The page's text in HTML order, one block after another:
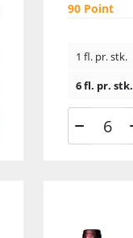
90 Point
1 fl. pr. stk.
6 fl. pr. stk.